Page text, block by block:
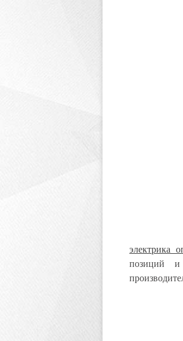
электрика
позиций и